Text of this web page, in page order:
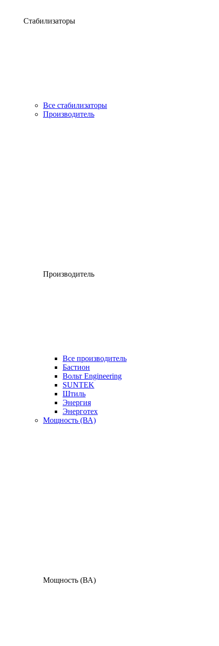
Стабилизаторы
Все стабилизаторы
Производитель
Производитель
Все производитель
Бастион
Вольт Engineering
SUNTEK
Штиль
Энергия
Энерготех
Мощность (ВА)
Мощность (ВА)